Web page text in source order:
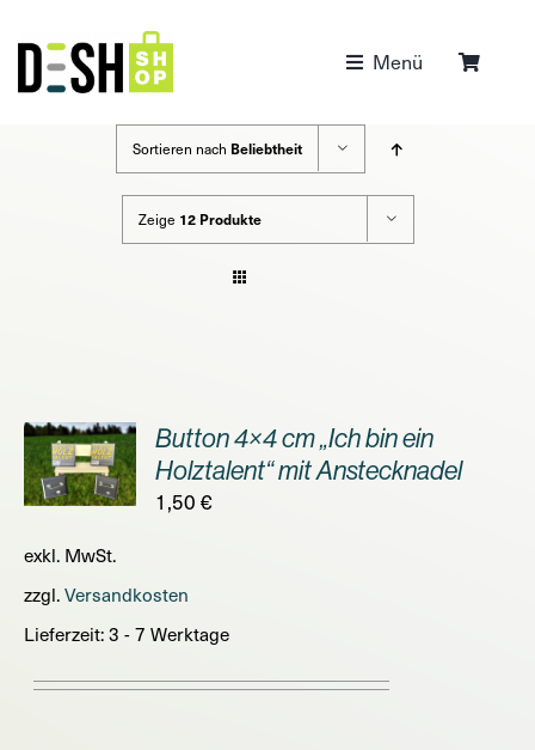
Inhalt
springen
Menü
Sortieren nach Beliebtheit
Zeige 12 Produkte
Button 4×4 cm „Ich bin ein
Holztalent“ mit Anstecknadel
1,50€
exkl. MwSt.
zzgl.Versandkosten
Lieferzeit:3 - 7 Werktage